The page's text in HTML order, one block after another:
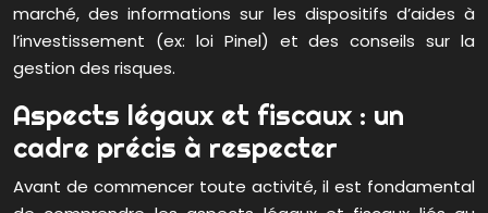
marché, des informations sur les dispositifs d’aides à
l’investissement (ex: loi Pinel) et des conseils sur la
gestion des risques.
Aspects légaux et fiscaux : un
cadre précis à respecter
Avant de commencer toute activité, il est fondamental